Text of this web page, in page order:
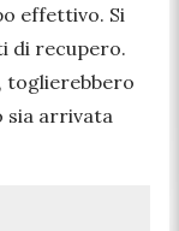
effettivo. Si
di recupero.
toglierebbero
sia arrivata